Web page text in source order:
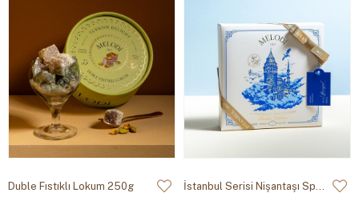
Duble Fıstıklı Lokum 250g İstanbul Serisi Nişantaşı Spesiyal Çikolata 145g